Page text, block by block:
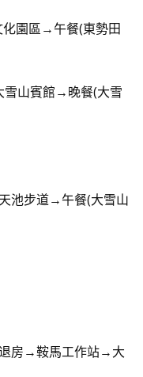
園區→午餐(東勢田
山賓館→晚餐(大雪
池步道→午餐(大雪山
房→鞍馬工作站→大